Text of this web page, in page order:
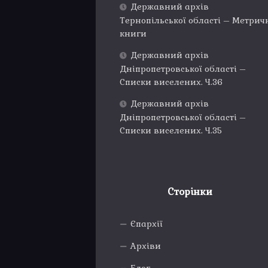
Державний архів
Тернопільської області –
книги
Державний архів
Дніпропетровської області –
Списки виселених. Ч.36
Державний архів
Дніпропетровської області –
Списки виселених. Ч.35
Сторінки
Єпархії
Архіви